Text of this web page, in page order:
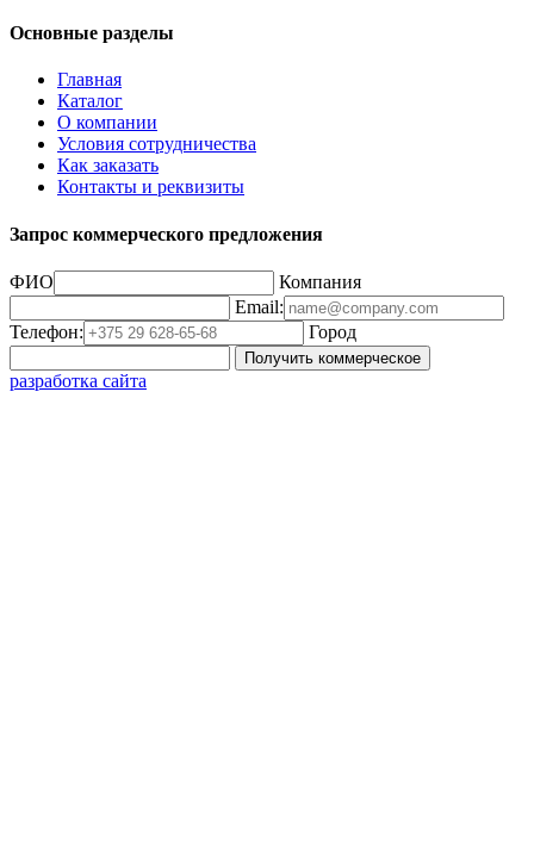
Основные разделы
Главная
Каталог
О компании
Условия сотрудничества
Как заказать
Контакты и реквизиты
Запрос коммерческого предложения
ФИО
Компания
Email:
Телефон:
Город
Получить коммерческое
разработка сайта